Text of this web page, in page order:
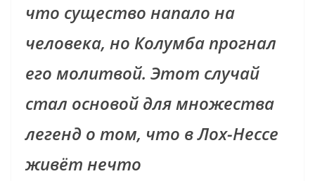
что существо напало на
человека, но Колумба прогнал
его молитвой. Этот случай
стал основой для множества
легенд о том, что в Лох-Нессе
живёт нечто